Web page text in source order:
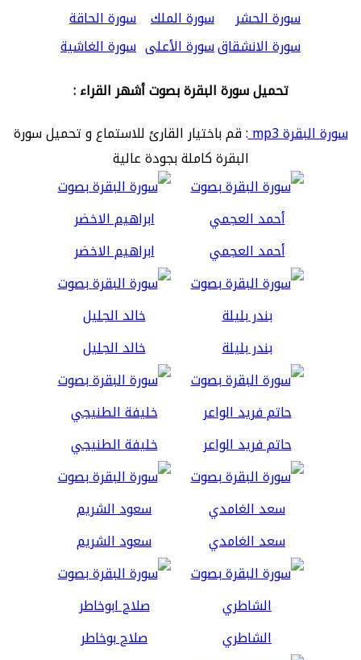
سورة الحشر
سورة الملك سورة الحاقة
سورة الانشقاقسورة الأعلى سورة الغاشية
تحميل سورة البقرة بصوت أشهر القراء :
سورة البقرة mp3
: قم باختيار القارئ للاستماع و تحميل سورة
البقرة كاملة بجودة عالية
أحمد العجمي ابراهيم الاخضر
بندر بليلة خالد الجليل
حاتم فريد الواعر خليفة الطنيجي
سعد الغامدي سعود الشريم
الشاطري صلاح بوخاطر